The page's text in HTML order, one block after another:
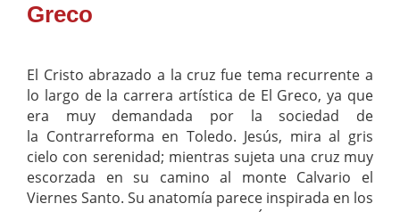
Greco
El Cristo abrazado a la cruz fue tema recurrente a
lo largo de la carrera artística de El Greco, ya que
era muy demandada por la sociedad de
la Contrarreforma en Toledo. Jesús, mira al gris
cielo con serenidad; mientras sujeta una cruz muy
escorzada en su camino al monte Calvario el
Viernes Santo. Su anatomía parece inspirada en los